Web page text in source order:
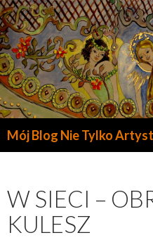
Mój Blog Nie Tylko
W SIECI –
KULESZ